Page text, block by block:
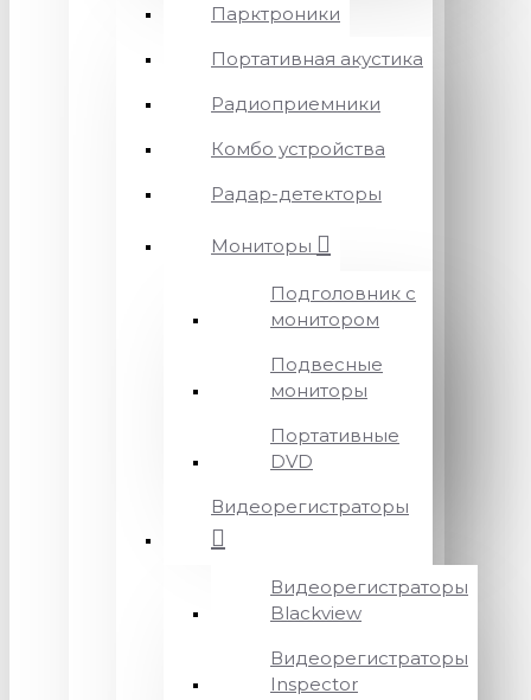
Парктроники
Портативная акустика
Радиоприемники
Комбо устройства
Радар-детекторы
Мониторы
Подголовник с
монитором
Подвесные
мониторы
Портативные
DVD
Видеорегистраторы
Видеорегистраторы
Blackview
Видеорегистраторы
Inspector